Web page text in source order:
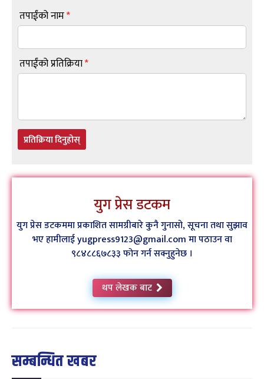
तपाईंको नाम*
तपाईंको प्रतिक्रिया*
प्रतिक्रिया दिनुहोस्
युग प्रेस डटकम
युग प्रेस डटकममा प्रकाशित सामग्रीबारे कुनै गुनासो, सूचना तथा सुझाव
भए हामीलाई yugpress9123@gmail.com मा पठाउन वा
९८४८८६७८३३ फोन गर्न सक्नुहुनेछ ।
थप लेखक बाट
सम्बन्धित खबर